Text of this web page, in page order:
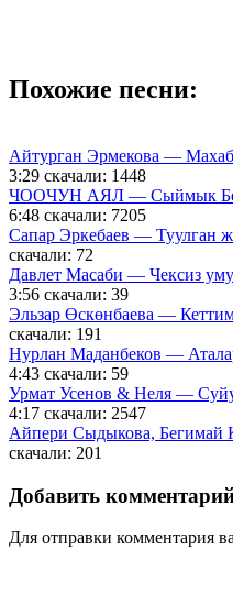
Похожие песни:
Айтурган Эрмекова —
3:29 скачали: 1448
ЧООЧУН АЯЛ — Сыймык
6:48 скачали: 7205
Сапар Эркебаев — Туулган
скачали: 72
Давлет Масаби — Чексиз
3:56 скачали: 39
Эльзар Өскөнбаева —
скачали: 191
Нурлан Маданбеков —
4:43 скачали: 59
Урмат Усенов & Неля —
4:17 скачали: 2547
Айпери Сыдыкова, Бегимай
скачали: 201
Добавить
Для отправки комментария